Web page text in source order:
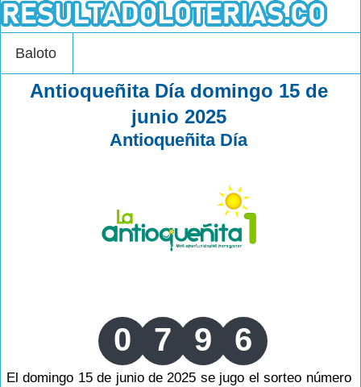
Baloto
Antioqueñita Día domingo 15 de
junio 2025
Antioqueñita Día
0 7 9 6
El domingo 15 de junio de 2025 se jugo el sorteo número